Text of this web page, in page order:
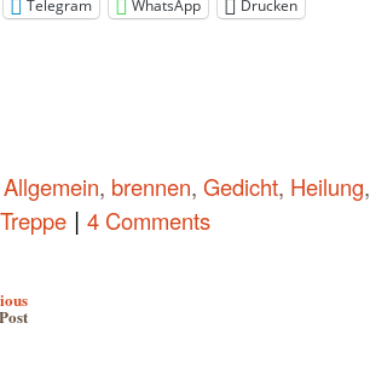
Telegram
WhatsApp Drucken
Allgemein, brennen, Gedicht, Heilung
| 4 Comments
Post